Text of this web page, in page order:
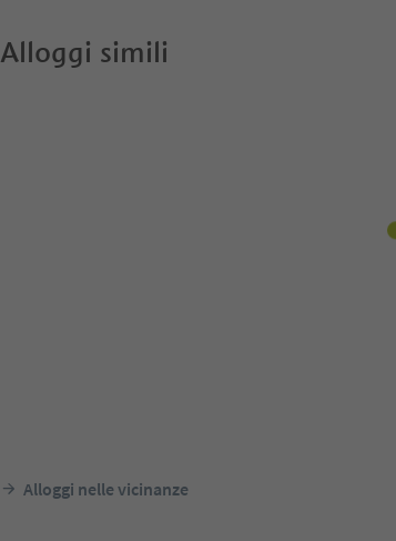
Alloggi simili
Alloggi nelle vicinanze